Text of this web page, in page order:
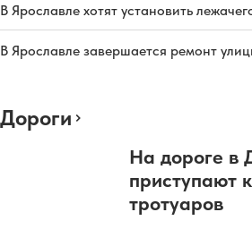
В Ярославле хотят установить
В Ярославле завершается ремонт
Дороги
На дороге в
приступают
тротуаров